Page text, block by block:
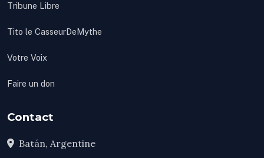
Tribune Libre
Tito le CasseurDeMythe
Votre Voix
Faire un don
Contact
Batán, Argentine